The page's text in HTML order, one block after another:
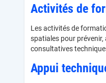
Activités de
Les activités de
spatiales pour
consultatives
Appui